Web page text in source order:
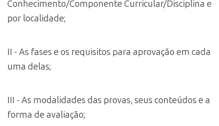
Conhecimento/Componente Curricular/Disciplina e
por localidade;
II - As fases e os requisitos para aprovação em cada
uma delas;
III - As modalidades das provas, seus conteúdos e a
forma de avaliação;